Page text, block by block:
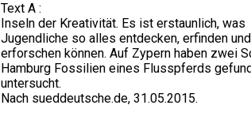
Text A :
Inseln der Kreativität. Es ist erstaunlich, was
Jugendliche so alles entdecken, erfinden und
erforschen können. Auf Zypern haben zwei
Hamburg Fossilien eines Flusspferds
untersucht.
Nach sueddeutsche.de, 31.05.2015.